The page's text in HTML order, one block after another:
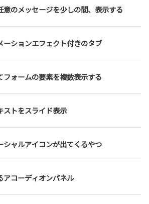
意のメッセージを少しの間、表示する
ーションエフェクト付きのタブ
ォームの要素を複数表示する
ストをスライド表示
シャルアイコンが出てくるやつ
アコーディオンパネル